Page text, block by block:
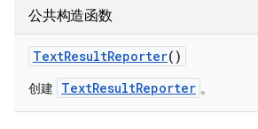
公共构造函数
TextResultReporter()
创建 TextResultReporter 。